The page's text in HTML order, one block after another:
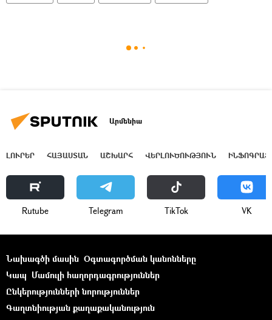
Արմենիա
ԼՈՒՐԵՐ ՀԱՅԱՍՏԱՆ ԱՇԽԱՐՀ ՎԵՐԼՈՒԾՈՒԹՅՈՒՆ
Rutube Telegram ТikТоk VK
Նախագծի մասին Օգտագործման կանոնները
Կապ Մամուլի հաղորդագրություններ
Ընկերությունների նորություններ
Գաղտնիության քաղաքականություն